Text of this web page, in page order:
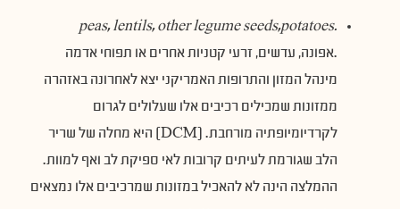
peas, lentils, other legume seeds,potatoes
.אפונה, עדשים, זרעי קטניות אחרים או תפוחי אדמה
מינהל המזון והתרופות האמריקני יצא לאחרונה באזהרה
ממזונות שמכילים רכיבים אלו שעלולים לגרום
לקרדיומיופתיה מורחבת. (DCM) היא מחלה של שריר
הלב שגורמת לעיתים קרובות לאי ספיקת לב ואף למוות.
ההמלצה הינה לא להאכיל במזונות שמרכיבים אלו נמצאים